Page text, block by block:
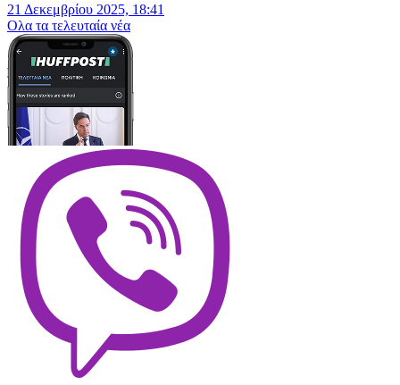
21 Δεκεμβρίου 2025, 18:41
Oλα τα τελευταία νέα